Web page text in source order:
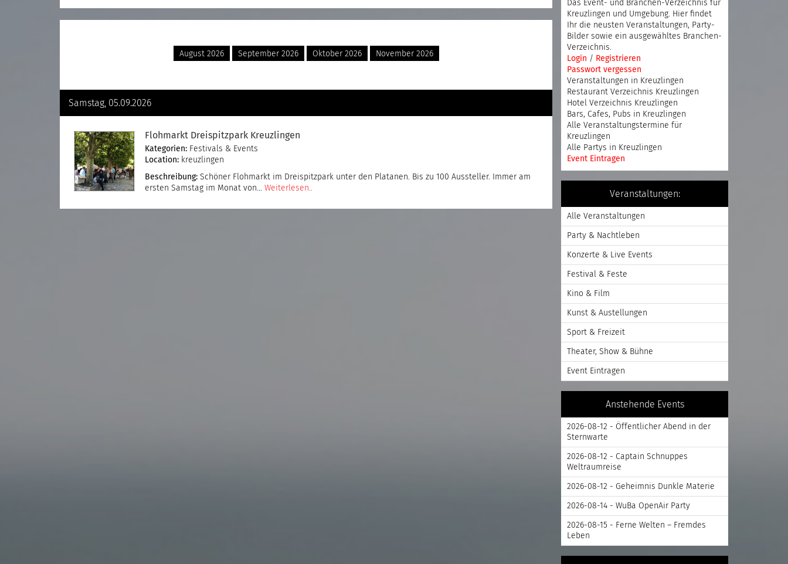
August 2026 September 2026 Oktober 2026 November 2026
Samstag, 05.09.2026
Flohmarkt Dreispitzpark Kreuzlingen
Kategorien: Festivals & Events
Location: kreuzlingen
Beschreibung: Schöner Flohmarkt im Dreispitzpark unter den Platanen. Bis zu 100 Aussteller. Immer am
ersten Samstag im Monat von… Weiterlesen..
Das Event- und Branchen-Verzeichnis für
Kreuzlingen und Umgebung. Hier findet
Ihr die neusten Veranstaltungen, Party-
Bilder sowie ein ausgewähltes Branchen-
Verzeichnis.
Login / Registrieren
Passwort vergessen
Veranstaltungen in Kreuzlingen
Restaurant Verzeichnis Kreuzlingen
Hotel Verzeichnis Kreuzlingen
Bars, Cafes, Pubs in Kreuzlingen
Alle Veranstaltungstermine für
Kreuzlingen
Alle Partys in Kreuzlingen
Event Eintragen
Veranstaltungen:
Alle Veranstaltungen
Party & Nachtleben
Konzerte & Live Events
Festival & Feste
Kino & Film
Kunst & Austellungen
Sport & Freizeit
Theater, Show & Bühne
Event Eintragen
Anstehende Events
2026-08-12 - Öffentlicher Abend in der
Sternwarte
2026-08-12 - Captain Schnuppes
Weltraumreise
2026-08-12 - Geheimnis Dunkle Materie
2026-08-14 - WuBa OpenAir Party
2026-08-15 - Ferne Welten – Fremdes
Leben